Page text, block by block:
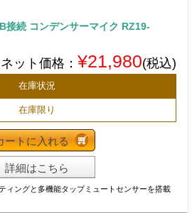
続 コンデンサーマイク RZ19-
ネット価格： ¥21,980(税込)
在庫状況
在庫限り
ートに入れる
詳細はこちら
ィングと多機能タップミュートセンサーを搭載